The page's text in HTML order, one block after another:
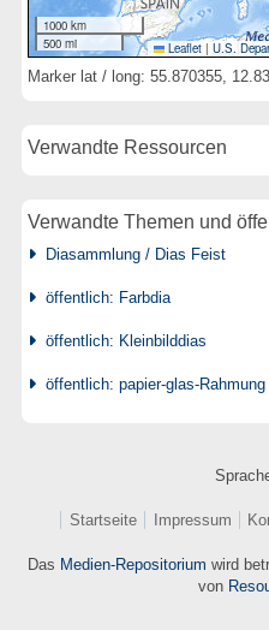
1000 km
500 mi
Leaflet | U.S.
Marker lat / long: 55.870355,
Verwandte Ressourcen
Verwandte Themen und
Diasammlung / Dias Feist
öffentlich: Farbdia
öffentlich: Kleinbilddias
öffentlich: papier-glas-Rahmung
Startseite Impressum
Das Medien-Repositorium wird
von